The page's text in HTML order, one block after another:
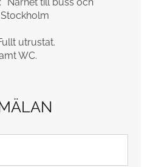
utrustat.
WC.